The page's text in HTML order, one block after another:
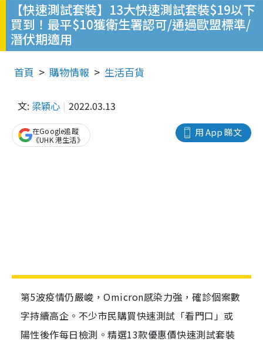
【快速測試套裝】13大快速測試套裝$19以下
買到！最平$10獲衛生署認可/通過歐盟標準/
潛伏期適用
首頁 購物情報 生活百貨
文: 梁穎心 2022.03.13
用 App 睇文
在Google追蹤
《UHK 港生活》
第5波疫情仍嚴峻，Omicron感染力強，確診個案數
字持續高企。不少市民購買快速測試「看門口」或
陽性後作每日檢測。精選13款優惠價快速測試套裝